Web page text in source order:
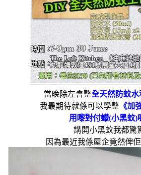
當晚除左會整全天然防蚊水
我最期待就係可以學整 《加
用嚟對付蠓(小黑蚊)
講開小黑蚊我都驚
因為最近我係屋企竟然俾